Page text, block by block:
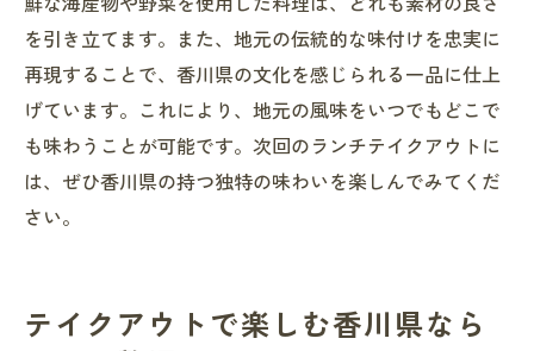
鮮な海産物や野菜を使用した料理は、どれも素材の良さ
を引き立てます。また、地元の伝統的な味付けを忠実に
再現することで、香川県の文化を感じられる一品に仕上
げています。これにより、地元の風味をいつでもどこで
も味わうことが可能です。次回のランチテイクアウトに
は、ぜひ香川県の持つ独特の味わいを楽しんでみてくだ
さい。
テイクアウトで楽しむ香川県なら